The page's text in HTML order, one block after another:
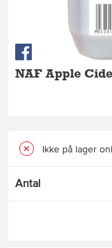
NAF Apple
Ikke på lager
Antal